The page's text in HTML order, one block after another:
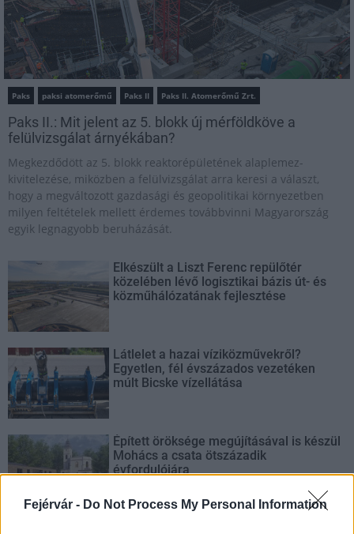
Fejérvár - Do Not Process My Personal Information
Paks paksi atomerőmű Paks II Paks II. Atomerőmű Zrt.
Paks II.: Mit jelent az 5. blokk új mérföldköve a
felülvizsgálat árnyékában?
Megkezdődött az 5. blokk reaktorépületének alaplemez-
kivitelezése, miközben a felülvizsgálat arra keresi a választ,
hogy a megváltozott gazdasági és geopolitikai környezetben
milyen feltételek mellett érdemes továbbvinni Magyarország
egyik legnagyobb beruházását.
Elkészült a Liszt Ferenc repülőtér
közelében lévő logisztikai bázis út- és
közműhálózatának fejlesztése
Látlelet a hazai víziközművekről?
Egyetlen, fél évszázados vezetéken
múlt Bicske vízellátása
Épített öröksége megújításával is készül
Mohács a csata ötszázadik
évfordulójára